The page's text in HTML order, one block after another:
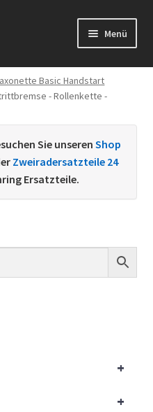
Menü
Basic Handstart
- Rollenkette -
Sie unseren Shop
Zweiradersatzteile 24
Ersatzteile.
+
+